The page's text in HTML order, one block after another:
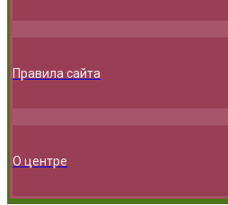
Правила сайта
О центре